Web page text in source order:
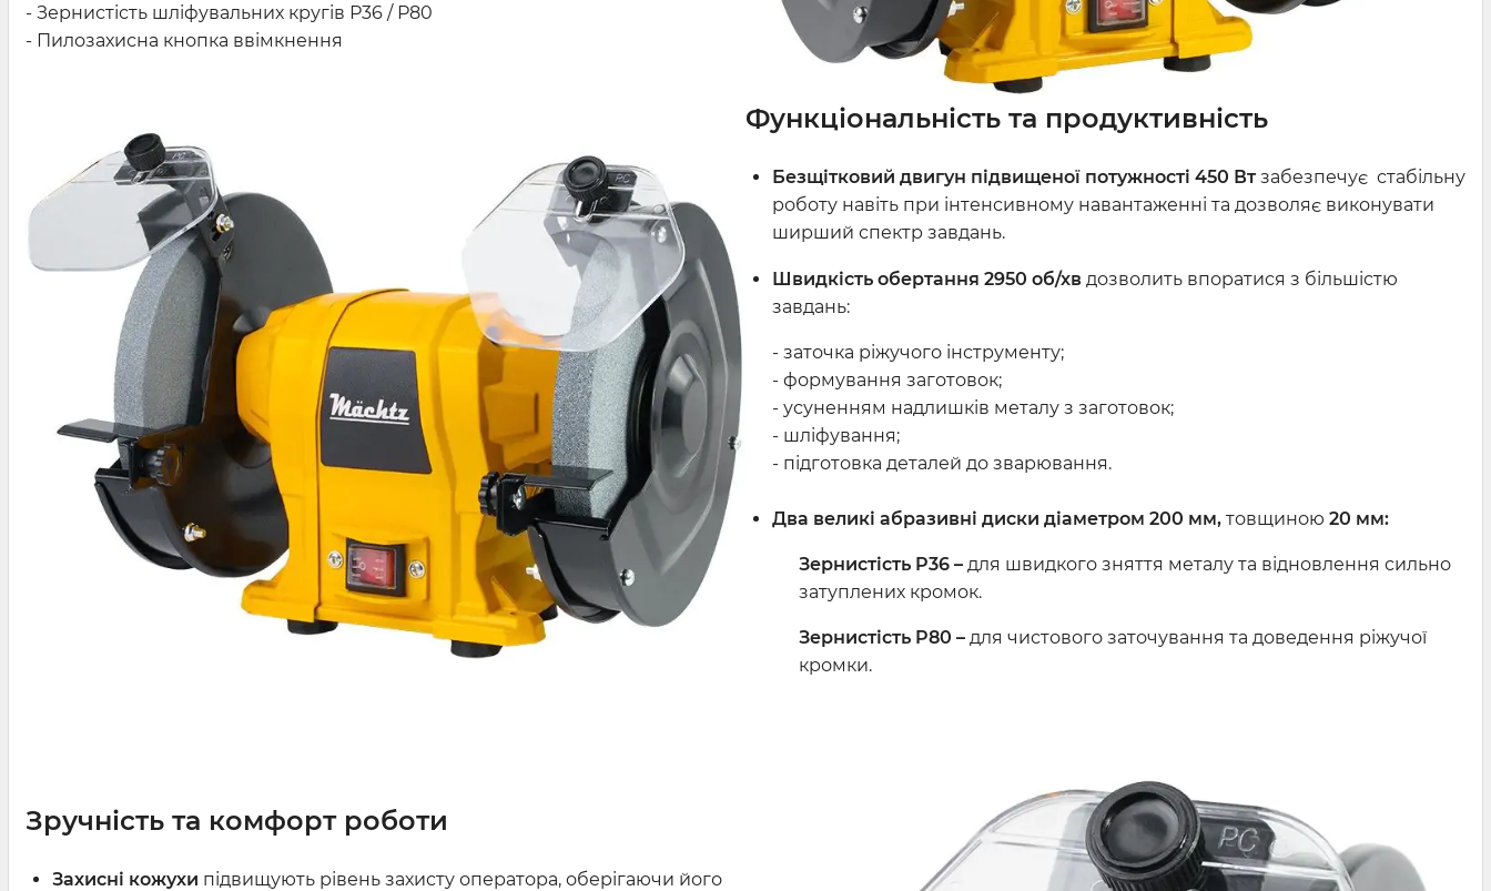
- Зернистість шліфувальних кругів Р36 / Р80
- Пилозахисна кнопка ввімкнення
Функціональність та продуктивність
Безщітковий двигун підвищеної потужності 450 Втзабезпечує стабільну
роботу навіть при інтенсивному навантаженні та дозволяє виконувати
ширший спектр завдань.
Швидкість обертання 2950 об/хв дозволить впоратися з більшістю
завдань:
- заточка ріжучого інструменту;
- формування заготовок;
- усуненням надлишків металу з заготовок;
- шліфування;
- підготовка деталей до зварювання.
Два великі абразивні диски діаметром 200 мм, товщиною 20 мм:
Зернистість P36 – для швидкого зняття металу та відновлення сильно
затуплених кромок.
Зернистість P80 – для чистового заточування та доведення ріжучої
кромки.
Зручність та комфорт роботи
Захисні кожухи підвищують рівень захисту оператора, оберігаючи його